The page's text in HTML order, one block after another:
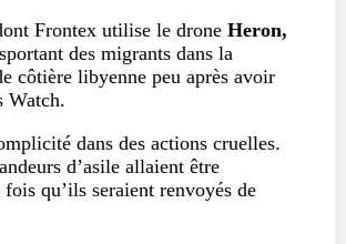
Frontex utilise le drone Heron,
des migrants dans la
côtière libyenne peu après avoir
Watch.
dans des actions cruelles.
d’asile allaient être
qu’ils seraient renvoyés de